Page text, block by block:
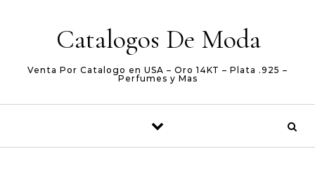
Catalogos De Moda
Venta Por Catalogo en USA – Oro 14KT – Plata .925 –
Perfumes y Mas